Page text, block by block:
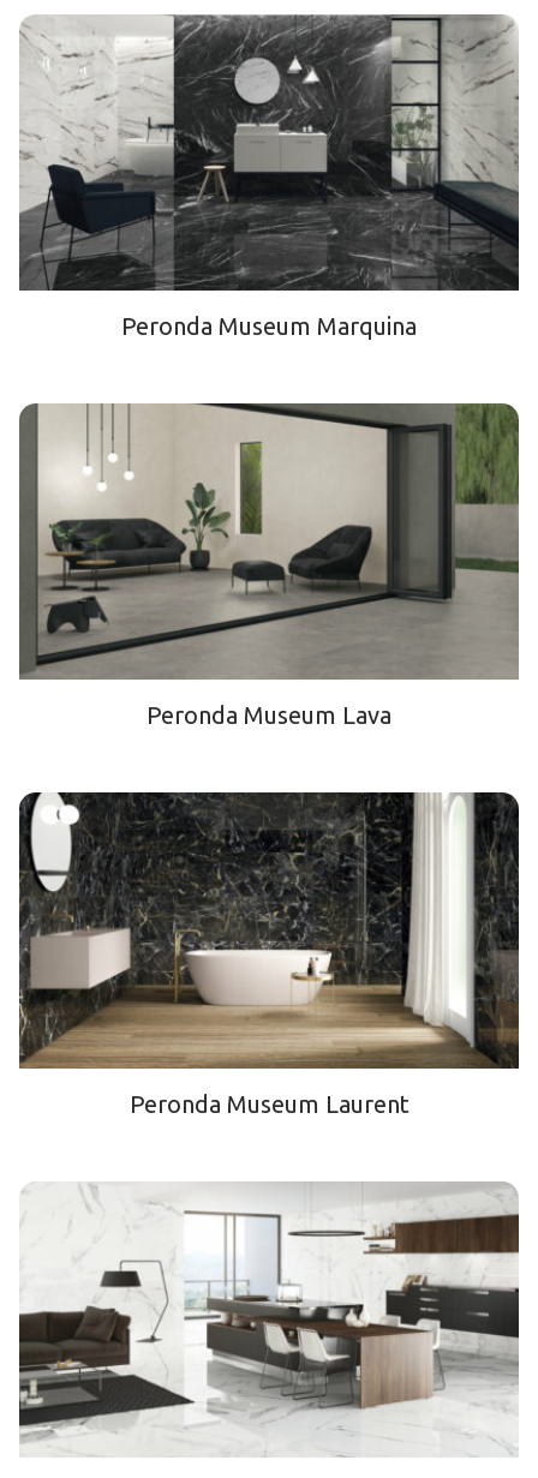
Peronda Museum Marquina
Peronda Museum Lava
Peronda Museum Laurent